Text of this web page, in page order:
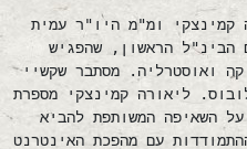
קמינצקי ומ"מ היו"ר עמית
הבינ"ל הראשון, שהפגיש
ואוסטרליה. מסתבר שקשיי
ליאורה קמינצקי מספרת
השאיפה המשותפת להביא
עם מהפכת האינטרנט